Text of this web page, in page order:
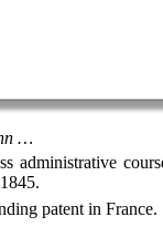
…
administrative
patent in